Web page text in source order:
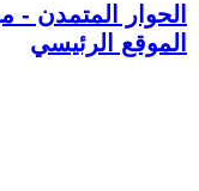
الحوار المتمدن -
الموقع الرئيسي